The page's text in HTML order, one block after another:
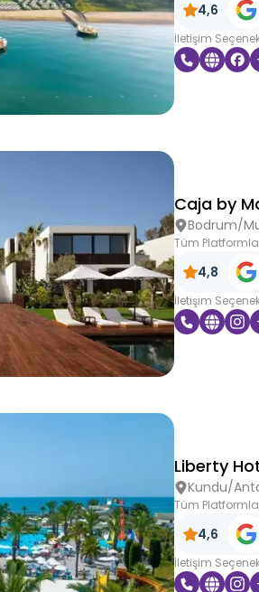
4,6
İletişim
Caja by
Bodrum/
Tüm
4,8
İletişim
Liberty
Kundu/
Tüm
4,6
İletişim